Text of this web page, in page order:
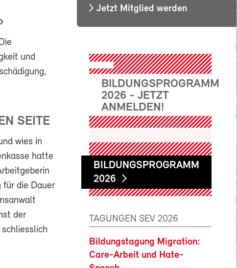
und
SEITE
wies in
hatte
die Dauer
der
Jetzt Mitglied werden
BILDUNGSPROGRAMM
2026 - JETZT
ANMELDEN!
BILDUNGSPROGRAMM
2026
TAGUNGEN SEV 2026
Bildungstagung Migration:
Care-Arbeit und Hate-